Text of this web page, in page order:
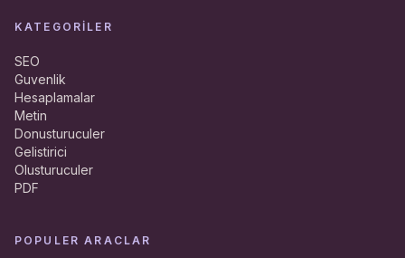
KATEGORILER
SEO
Guvenlik
Hesaplamalar
Metin
Donusturuculer
Gelistirici
Olusturuculer
PDF
POPULER ARACLAR